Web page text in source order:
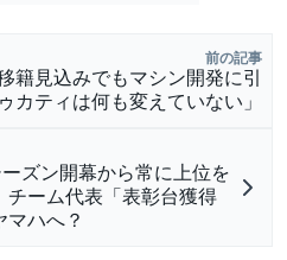
前の記事
籍見込みでもマシン開発に引
カティは何も変えていない」
ズン開幕から常に上位を
ーム代表「表彰台獲得
ハへ？